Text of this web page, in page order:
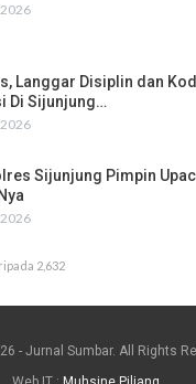
Langgar Disiplin dan
Di Sijunjung…
Sijunjung Pimpin
2,632
- Jurnal Sumbar. All Rights